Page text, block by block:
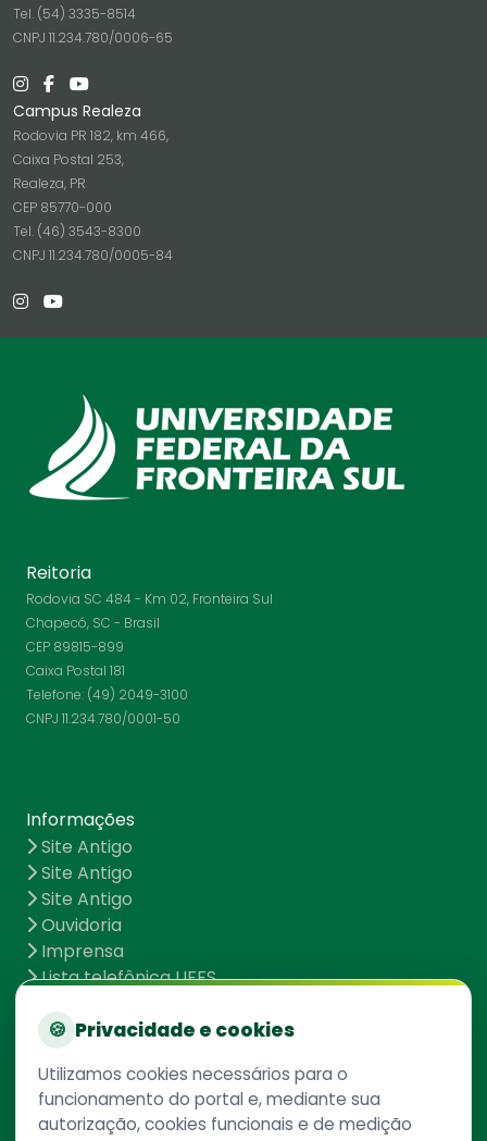
Tel. (54) 3335-8514
CNPJ 11.234.780/0006-65
Campus Realeza
Rodovia PR 182, km 466,
Caixa Postal 253,
Realeza, PR
CEP 85770-000
Tel. (46) 3543-8300
CNPJ 11.234.780/0005-84
Reitoria
Rodovia SC 484 - Km 02, Fronteira Sul
Chapecó, SC - Brasil
CEP 89815-899
Caixa Postal 181
Telefone: (49) 2049-3100
CNPJ 11.234.780/0001-50
Informações
Site Antigo
Site Antigo
Site Antigo
Ouvidoria
Imprensa
Lista telefônica UFFS
UFFS contra o Aedes
Mapa do site
🍪 Privacidade e cookies
Utilizamos cookies necessários para o
funcionamento do portal e, mediante sua
autorização, cookies funcionais e de medição